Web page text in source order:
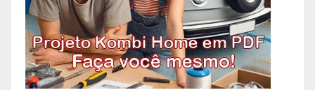
Horizonte | Reformas
Corporativas Condomínios
Comerciais – Belo